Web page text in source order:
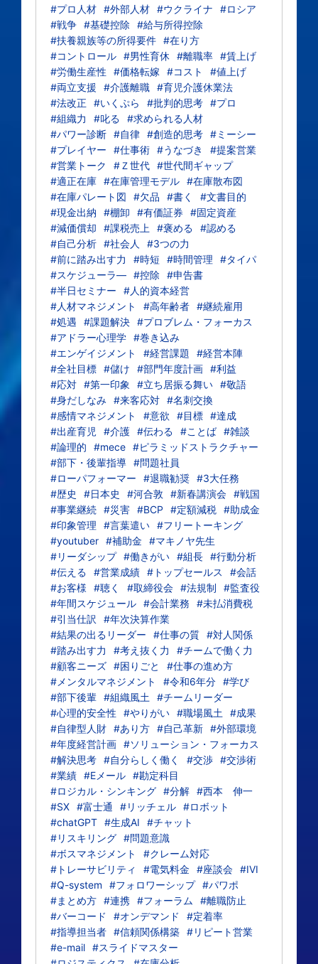
#プロ人材 #外部人材 #ウクライナ
#ロシア
#戦争 #基礎控除
#給与所得控除
#扶養親族等の所得要件 #在り方
#コントロール #男性育休 #離職率 #賃上げ
#労働生産性
#価格転嫁 #コスト
#値上げ
#両立支援
#介護離職 #育児介護休業法
#法改正
#いくぷら #批判的思考 #プロ
#組織力
#叱る
#求められる人材
#パワー診断 #自律 #創造的思考 #ミーシー
#プレイヤー
#仕事術 #うなづき
#提案営業
#営業トーク
#Ｚ世代 #世代間ギャップ
#適正在庫 #在庫管理モデル #在庫散布図
#在庫パレート図
#欠品 #書く
#文書目的
#現金出納
#棚卸 #有価証券
#固定資産
#減価償却
#課税売上 #褒める
#認める
#自己分析 #社会人
#3つの力
#前に踏み出す力
#時短 #時間管理
#タイパ
#スケジューラ― #控除
#申告書
#半日セミナー
#人的資本経営
#人材マネジメント
#高年齢者 #継続雇用
#処遇
#課題解決 #プロブレム・フォーカス
#アドラー心理学 #巻き込み
#エンゲイジメント
#経営課題
#経営本陣
#全社目標 #儲け #部門年度計画 #利益
#応対 #第一印象 #立ち居振る舞い #敬語
#身だしなみ #来客応対 #名刺交換
#感情マネジメント
#意欲 #目標 #達成
#出産育児
#介護 #伝わる #ことば #雑談
#論理的
#mece #ピラミッドストラクチャー
#部下・後輩指導 #問題社員
#ローパフォーマー
#退職勧奨 #3大任務
#歴史
#日本史 #河合敦 #新春講演会 #戦国
#事業継続 #災害 #BCP #定額減税 #助成金
#印象管理
#言葉遣い #フリートーキング
#youtuber #補助金
#マキノヤ先生
#リーダシップ #働きがい #組長 #行動分析
#伝える
#営業成績 #トップセールス
#会話
#お客様
#聴く #取締役会 #法規制
#監査役
#年間スケジュール #会計業務
#未払消費税
#引当仕訳
#年次決算作業
#結果の出るリーダー
#仕事の質 #対人関係
#踏み出す力
#考え抜く力
#チームで働く力
#顧客ニーズ #困りごと
#仕事の進め方
#メンタルマネジメント
#令和6年分 #学び
#部下後輩 #組織風土
#チームリーダー
#心理的安全性
#やりがい #職場風土
#成果
#自律型人財 #あり方 #自己革新 #外部環境
#年度経営計画 #ソリューション・フォーカス
#解決思考 #自分らしく働く #交渉 #交渉術
#業績 #Eメール #勘定科目
#ロジカル・シンキング #分解 #西本 伸一
#SX #富士通 #リッチェル #ロボット
#chatGPT #生成AI
#チャット
#リスキリング #問題意識
#ボスマネジメント
#クレーム対応
#トレーサビリティ
#電気料金 #座談会 #IVI
#Q-system
#フォロワーシップ #パワポ
#まとめ方 #連携 #フォーラム
#離職防止
#バーコード
#オンデマンド
#定着率
#指導担当者 #信頼関係構築 #リピート営業
#e-mail #スライドマスター